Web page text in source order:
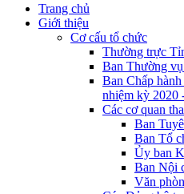
Trang chủ
Giới thiệu
Cơ cấu tổ chức
Thường trực
Ban Thường
Ban Chấp
nhiệm kỳ 2020
Các cơ quan
Ban
Ban Tổ
Ủy ban
Ban Nội
Văn